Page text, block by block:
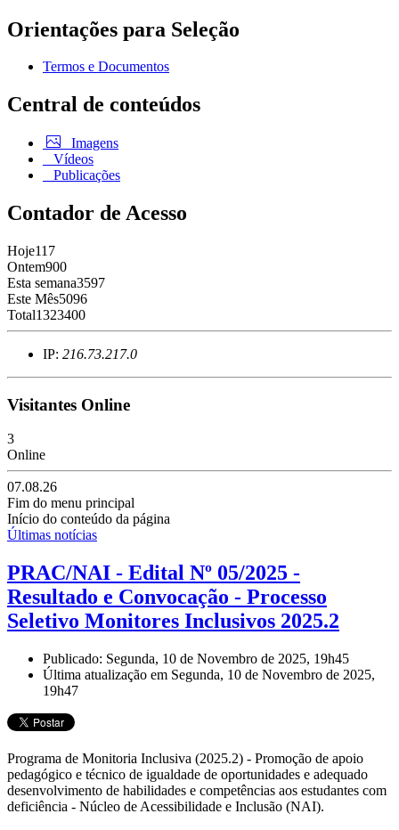
Orientações para Seleção
Termos e Documentos
Central de conteúdos
Imagens
Vídeos
Publicações
Contador de Acesso
Hoje117
Ontem900
Esta semana3597
Este Mês5096
Total1323400
IP: 216.73.217.0
Visitantes Online
3
Online
07.08.26
Fim do menu principal
Início do conteúdo da página
Últimas notícias
PRAC/NAI - Edital Nº 05/2025 -
Resultado e Convocação - Processo
Seletivo Monitores Inclusivos 2025.2
Publicado: Segunda, 10 de Novembro de 2025, 19h45
Última atualização em Segunda, 10 de Novembro de 2025,
19h47
Programa de Monitoria Inclusiva (2025.2) - Promoção de apoio
pedagógico e técnico de igualdade de oportunidades e adequado
desenvolvimento de habilidades e competências aos estudantes com
deficiência - Núcleo de Acessibilidade e Inclusão (NAI).